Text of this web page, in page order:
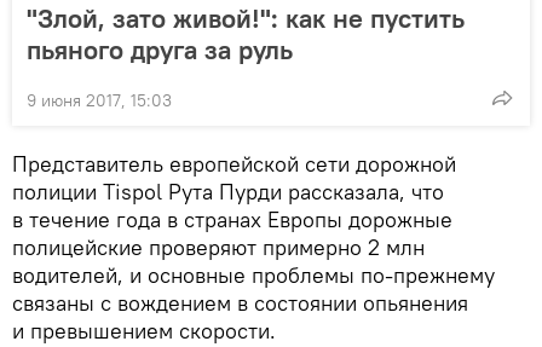
"Злой, зато живой!": как не пустить
пьяного друга за руль
9 июня 2017, 15:03
Представитель европейской сети дорожной
полиции Tispol Рута Пурди рассказала, что
в течение года в странах Европы дорожные
полицейские проверяют примерно 2 млн
водителей, и основные проблемы по-прежнему
связаны с вождением в состоянии опьянения
и превышением скорости.